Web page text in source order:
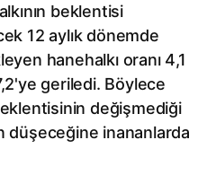
beklentisi
12 aylık dönemde
hanehalkı oranı 4,1
geriledi. Böylece
değişmediği
inananlarda